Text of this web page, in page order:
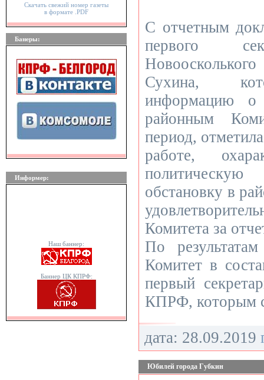
Скачать свежий номер газеты
в формате .PDF
Банеры:
Информер:
Наш баннер:
Баннер ЦК КПРФ:
С отчетным
первого
Сухина,
информацию о
районным
период,
работе,
обстановку в
Комитета за
По
Комитет в
первый
КПРФ, которым
дата: 28.09.2019
Юбилей города Губкин